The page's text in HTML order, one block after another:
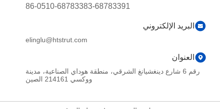
86-0510-68783383-68783391
البريد الإلكتروني
elinglu@htstrut.com
العنوان
رقم 6 شارع دينغشيانغ الشرقي، منطقة هوداي الصناعية، مدينة
ووكسي 214161 الصين